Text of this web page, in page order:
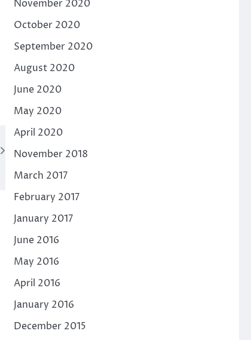
November 2020
October 2020
September 2020
August 2020
June 2020
May 2020
April 2020
November 2018
March 2017
February 2017
January 2017
June 2016
May 2016
April 2016
January 2016
December 2015